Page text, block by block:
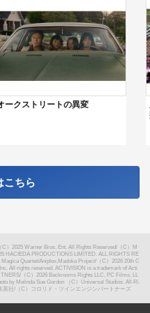
ークストリートの異変
こちら
（C）2025 Warner Bros. Ent. All Rights Reserved/ （C）M
HACIEDA PRODUCTIONS LIMITED. ALL RIGHTS RE
Magica Quartet/Aniplex,Madoka Project/ （C）2026 20th C
All rights reserved. ACTIVISION is a trademark of Acti
/ （C）2026 Backrooms Rights LLC, PC Films, LL
by Melinda Sue Gordon （C）Universal Studios. All Ri
英社/ （C）コロリド・ツインエンジンパートナーズ